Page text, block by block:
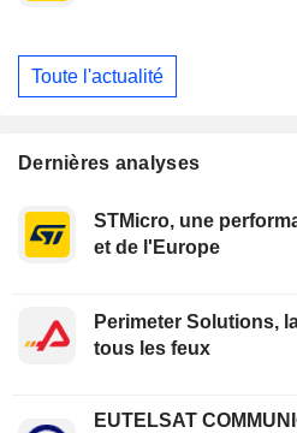
Toute l'actualité
Dernières analyses
STMicro, une
et de l'Europe
Perimeter Solutions,
tous les feux
EUTELSAT